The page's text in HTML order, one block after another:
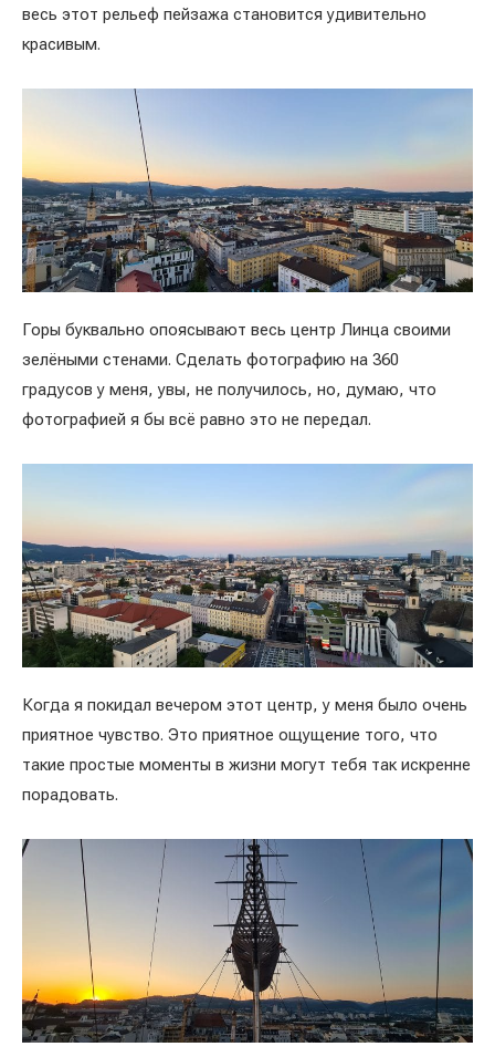
весь этот рельеф пейзажа становится удивительно
красивым.
Горы буквально опоясывают весь центр Линца своими
зелёными стенами. Сделать фотографию на 360
градусов у меня, увы, не получилось, но, думаю, что
фотографией я бы всё равно это не передал.
Когда я покидал вечером этот центр, у меня было очень
приятное чувство. Это приятное ощущение того, что
такие простые моменты в жизни могут тебя так искренне
порадовать.